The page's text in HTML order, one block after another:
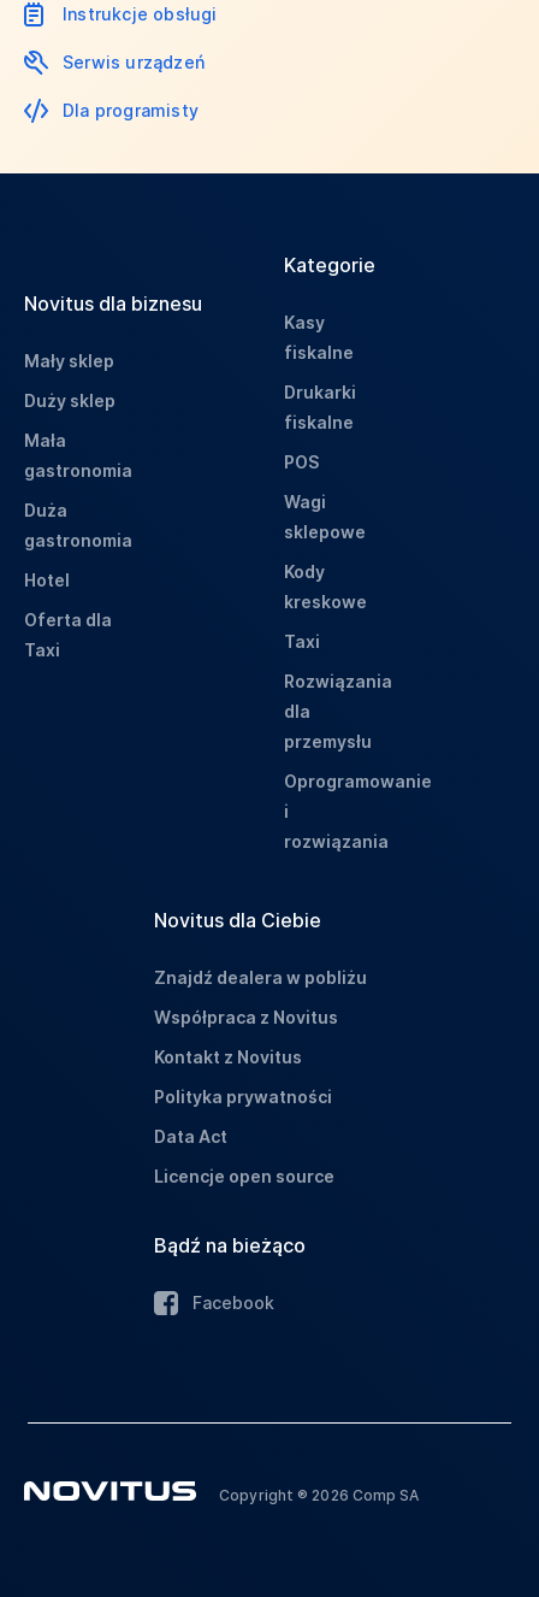
Instrukcje obsługi
Serwis urządzeń
Dla programisty
Novitus dla biznesu
Mały sklep
Duży sklep
Mała
gastronomia
Duża
gastronomia
Hotel
Oferta dla
Taxi
Kategorie
Kasy
fiskalne
Drukarki
fiskalne
POS
Wagi
sklepowe
Kody
kreskowe
Taxi
Rozwiązania
dla
przemysłu
Oprogramowanie
i
rozwiązania
Novitus dla Ciebie
Znajdź dealera w pobliżu
Współpraca z Novitus
Kontakt z Novitus
Polityka prywatności
Data Act
Licencje open source
Bądź na bieżąco
Facebook
Copyright ® 2026 Comp SA